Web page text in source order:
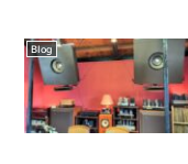
Blog